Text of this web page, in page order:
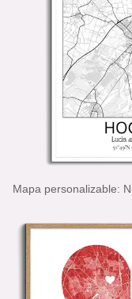
Mapa personalizable: